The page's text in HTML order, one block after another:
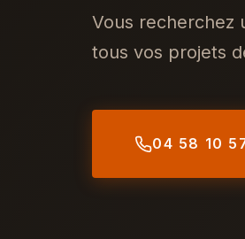
Vous recherchez
tous vos projets
04 58 10